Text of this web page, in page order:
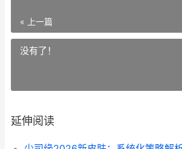
« 上一篇
没有了！
延伸阅读